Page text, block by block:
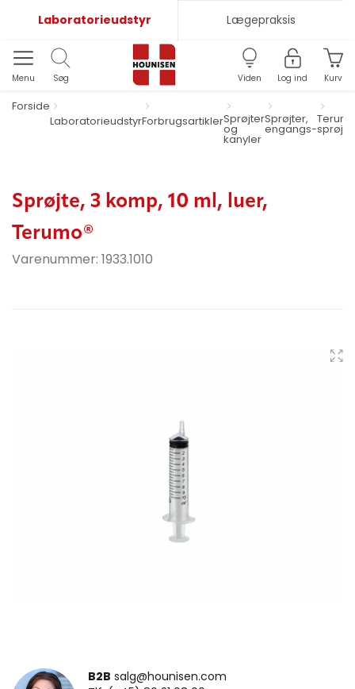
Laboratorieudstyr Lægepraksis
Menu Søg Viden Log ind Kurv
Forside
LaboratorieudstyrForbrugsartiklerSprøjter
og
kanyler
Sprøjter,
engangs-
Sprøjte, 3 komp, 10 ml, luer,
Terumo®
Varenummer: 1933.1010
B2B salg@hounisen.com